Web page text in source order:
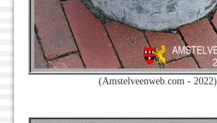
(Amstelveenweb.com - 2022)